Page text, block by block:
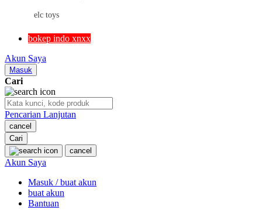
Oh Ma Grain
P
Peachy
Phil & Ted's
elc toys
bokep indo xnxx
Akun Saya
Masuk
Cari
Pencarian Lanjutan
cancel
Cari
cancel
Akun Saya
Masuk / buat akun
buat akun
Bantuan